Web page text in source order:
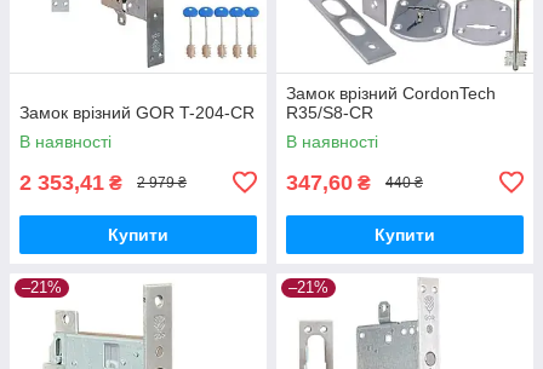
Замок врізний GOR T-204-CR
В наявності
2 353,41 ₴ 2 979 ₴
Купити
Замок врізний CordonTech
R35/S8-CR
В наявності
347,60 ₴ 440 ₴
Купити
–21% –21%